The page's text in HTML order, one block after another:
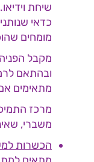
שיחת וידיאו.
כדאי
מומחים
מקבל
ובהתאם
מתאימים
מרכז
משברי,
הכשרות